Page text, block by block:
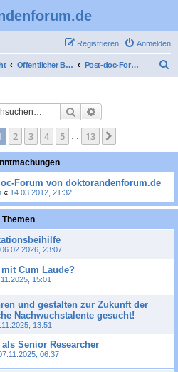
Anmelden
Registrieren
Öffentlicher Bereich Post-doc-Forum
Suche
1von 13
2 3 4 5 13
Forum von doktorandenforum.de
« 14.03.2012, 21:32
Themen
06.02.2026, 23:07
Cum Laude?
15:01
und gestalten zur Zukunft der
Nachwuchstalente gesucht!
13:51
Senior Researcher
06:37